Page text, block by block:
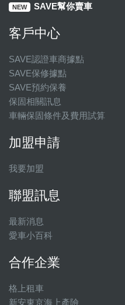
NEW SAVE幫你賣車
客戶中心
SAVE認證車商據點
SAVE保修據點
SAVE預約保養
保固相關訊息
車輛保固條件及費用試算
加盟申請
我要加盟
聯盟訊息
最新消息
愛車小百科
合作企業
格上租車
新安東京海上產險